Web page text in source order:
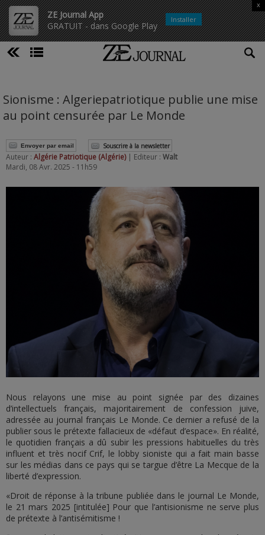
ZE Journal App
GRATUIT - dans Google Play
x
Installer
Sionisme : Algeriepatriotique publie une mise
au point censurée par Le Monde
Envoyer par email Souscrire à la newsletter
Auteur : Algérie Patriotique (Algérie) | Editeur : Walt
Mardi, 08 Avr. 2025 - 11h59
Nous relayons une mise au point signée par des dizaines
d’intellectuels français, majoritairement de confession juive,
adressée au journal français Le Monde. Ce dernier a refusé de la
publier sous le prétexte fallacieux de «défaut d’espace». En réalité,
le quotidien français a dû subir les pressions habituelles du très
influent et très nocif Crif, le lobby sioniste qui a fait main basse
sur les médias dans ce pays qui se targue d’être La Mecque de la
liberté d’expression.
«Droit de réponse à la tribune publiée dans le journal Le Monde,
le 21 mars 2025 [intitulée] Pour que l’antisionisme ne serve plus
de prétexte à l’antisémitisme !